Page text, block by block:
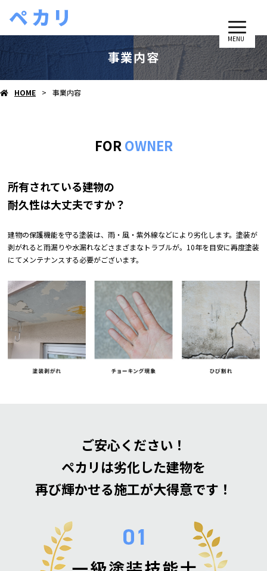
MENU
事業内容
HOME 事業内容
FOR OWNER
所有されている建物の
耐久性は大丈夫ですか？
建物の保護機能を守る塗装は、雨・風・紫外線などにより劣化します。塗装が
剥がれると雨漏りや水漏れなどさまざまなトラブルが。10年を目安に再度塗装
にてメンテナンスする必要がございます。
ご安心ください！
ペカリは劣化した建物を
再び輝かせる施工が大得意です！